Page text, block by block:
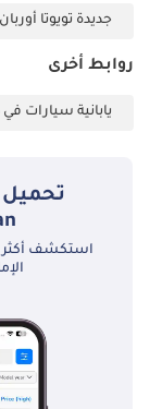
جديدة تويوتا
روابط أخرى
يابانية سيارات في